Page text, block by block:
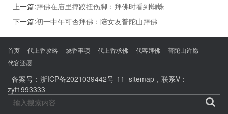
上一篇:拜佛在庙里摔跤扭伤脚：拜佛时看到蜘蛛
下一篇:初一中午可否拜佛：陪女友普陀山拜佛
首页 代上香攻略 烧香事项 代上香求佛 代客拜佛
普陀山许愿
代客还愿
备案号： 浙ICP备2021039442号-11 sitemap ，联系V：
zyf1993333